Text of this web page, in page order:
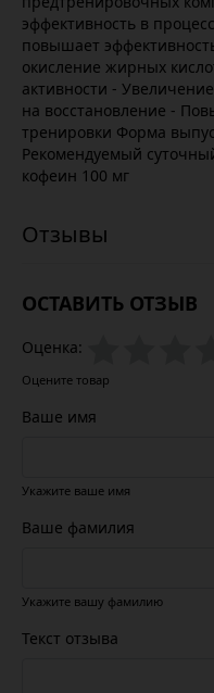
эффективность в
повышает
окисление жирных
активности -
на восстановление -
тренировки Форма
Рекомендуемый
кофеин 100 мг
ОСТАВИТЬ ОТЗЫВ
Оценка:
Оцените товар
Ваше имя
Укажите ваше имя
Ваше фамилия
Укажите вашу фамилию
Текст отзыва